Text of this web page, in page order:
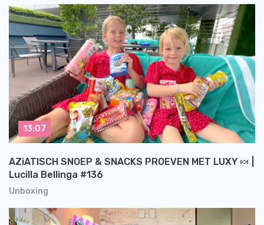
Unboxing
AZiATISCH SNOEP & SNACKS PROEVEN MET LUXY 🍬 |
Lucilla Bellinga #136
13:07